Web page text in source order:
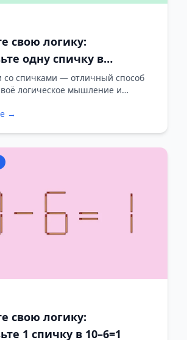
свою логику:
одну спичку в
6–6=5×11
со спичками — отличный способ
логическое мышление и
простой только на первый
→
свою логику:
1 спичку в 10–6=1